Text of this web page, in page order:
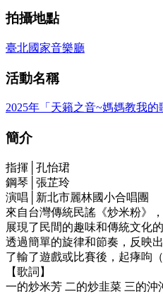
拍攝地點
臺北國家音樂廳
活動名稱
2025年「天籟之音~媽媽教我
簡介
指揮│孔怡珺
鋼琴│張芷玲
演唱│新北市麗林國小合唱團
來自台灣傳統民謠《炒米粉》
展現了民間的趣味和傳統文化的
透過簡單的旋律和節奏，反映
了輸了遊戲或比賽後，起痚呴
【歌詞】
一的炒米芳 二的炒韭菜 三的沖